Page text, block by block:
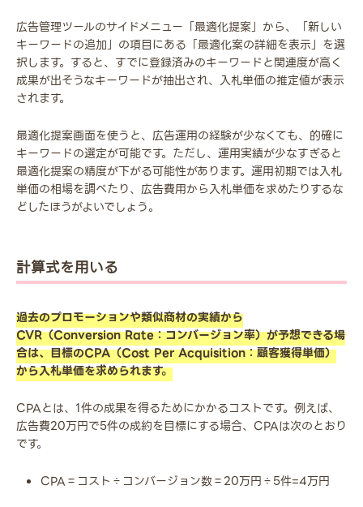
広告管理ツールのサイドメニュー「最適化提案」から、「新しい
キーワードの追加」の項目にある「最適化案の詳細を表示」を選
択します。すると、すでに登録済みのキーワードと関連度が高く
成果が出そうなキーワードが抽出され、入札単価の推定値が表示
されます。
最適化提案画面を使うと、広告運用の経験が少なくても、的確に
キーワードの選定が可能です。ただし、運用実績が少なすぎると
最適化提案の精度が下がる可能性があります。運用初期では入札
単価の相場を調べたり、広告費用から入札単価を求めたりするな
どしたほうがよいでしょう。
計算式を用いる
過去のプロモーションや類似商材の実績から
CVR（Conversion Rate：コンバージョン率）が予想できる場
合は、目標のCPA（Cost Per Acquisition：顧客獲得単価）
から入札単価を求められます。
CPAとは、1件の成果を得るためにかかるコストです。例えば、
広告費20万円で5件の成約を目標にする場合、CPAは次のとおり
です。
CPA＝コスト÷コンバージョン数＝20万円÷5件=4万円